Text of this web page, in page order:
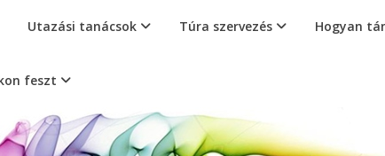
Utazási tanácsok Túra szervezés Hogyan
feszt